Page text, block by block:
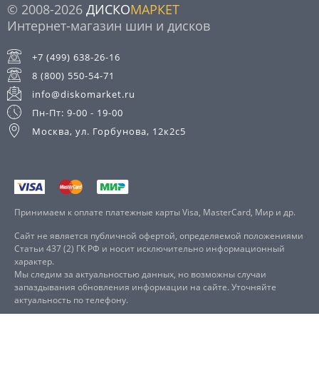
© 2008-2026 ДИСКОМАРКЕТ
Интернет-магазин шин и дисков
+7 (499) 638-26-16
8 (800) 550-54-71
info@diskomarket.ru
Пн-Пт: 9-00 - 19-00
Москва, ул. Горбунова, 12к2с5
Принимаем к оплате платежные карты Visa, MasterCard, Мир и др.
Сайт не является публичной офертой, определяемой положениями
Статьи 437 (2) ГК РФ и носит исключительно информационный
характер.
Мы следим за актуальностью данных, но возможны случаи
запаздывания обновления информации на сайте. Уточняйте
актуальность по телефону.